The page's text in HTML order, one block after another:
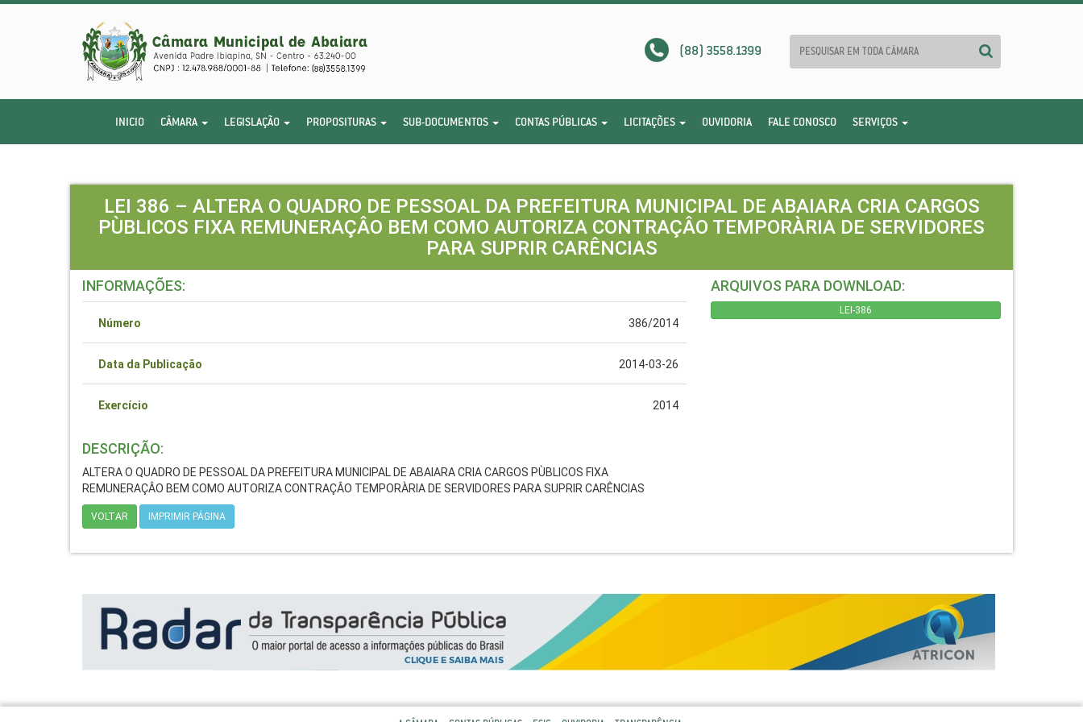
(88) 3558.1399
INICIO CÂMARA LEGISLAÇÃO PROPOSITURAS SUB-DOCUMENTOS CONTAS PÚBLICAS LICITAÇÕES OUVIDORIA FALE CONOSCO SERVIÇOS
LEI 386 – ALTERA O QUADRO DE PESSOAL DA PREFEITURA MUNICIPAL DE ABAIARA CRIA CARGOS
PÙBLICOS FIXA REMUNERAÇÂO BEM COMO AUTORIZA CONTRAÇÂO TEMPORÀRIA DE SERVIDORES
PARA SUPRIR CARÊNCIAS
INFORMAÇÕES:
Número 386/2014
Data da Publicação 2014-03-26
Exercício 2014
DESCRIÇÃO:
ALTERA O QUADRO DE PESSOAL DA PREFEITURA MUNICIPAL DE ABAIARA CRIA CARGOS PÙBLICOS FIXA
REMUNERAÇÂO BEM COMO AUTORIZA CONTRAÇÂO TEMPORÀRIA DE SERVIDORES PARA SUPRIR CARÊNCIAS
VOLTAR IMPRIMIR PÁGINA
ARQUIVOS PARA DOWNLOAD:
LEI-386